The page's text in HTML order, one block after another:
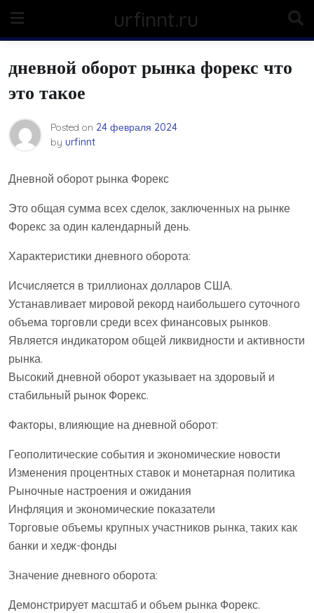
content
urfinnt.ru
дневной оборот рынка форекс что
это такое
Posted on 24 февраля 2024
by urfinnt
Дневной оборот рынка Форекс
Это общая сумма всех сделок, заключенных на рынке
Форекс за один календарный день.
Характеристики дневного оборота:
Исчисляется в триллионах долларов США.
Устанавливает мировой рекорд наибольшего суточного
объема торговли среди всех финансовых рынков.
Является индикатором общей ликвидности и активности
рынка.
Высокий дневной оборот указывает на здоровый и
стабильный рынок Форекс.
Факторы, влияющие на дневной оборот:
Геополитические события и экономические новости
Изменения процентных ставок и монетарная политика
Рыночные настроения и ожидания
Инфляция и экономические показатели
Торговые объемы крупных участников рынка, таких как
банки и хедж-фонды
Значение дневного оборота:
Демонстрирует масштаб и объем рынка Форекс.